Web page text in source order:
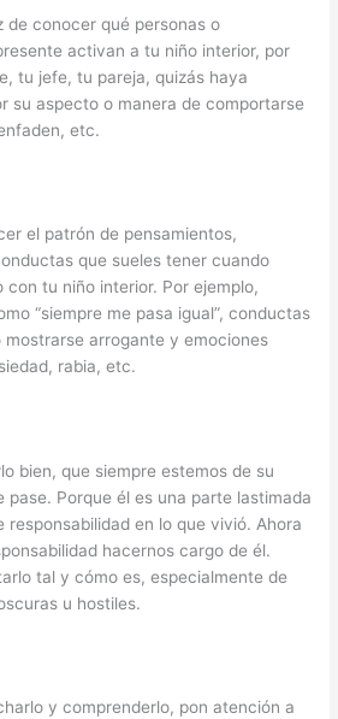
de conocer qué personas o
activan a tu niño interior, por
tu jefe, tu pareja, quizás haya
su aspecto o manera de comportarse
etc.
el patrón de pensamientos,
que sueles tener cuando
tu niño interior. Por ejemplo,
“siempre me pasa igual”, conductas
arrogante y emociones
rabia, etc.
bien, que siempre estemos de su
pase. Porque él es una parte lastimada
responsabilidad en lo que vivió. Ahora
hacernos cargo de él.
tal y cómo es, especialmente de
u hostiles.
y comprenderlo, pon atención a